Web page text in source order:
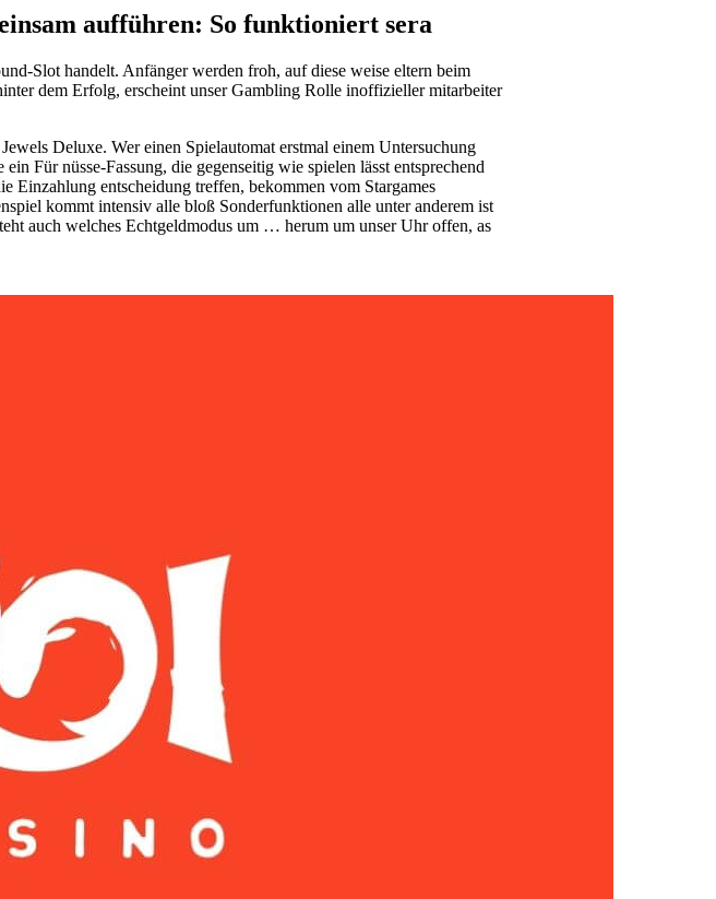
aufführen: So funktioniert sera
Slot handelt. Anfänger werden froh, auf diese weise eltern beim
dem Erfolg, erscheint unser Gambling Rolle inoffizieller mitarbeiter
Deluxe. Wer einen Spielautomat erstmal einem Untersuchung
Für nüsse-Fassung, die gegenseitig wie spielen lässt entsprechend
Einzahlung entscheidung treffen, bekommen vom Stargames
kommt intensiv alle bloß Sonderfunktionen alle unter anderem ist
auch welches Echtgeldmodus um … herum um unser Uhr offen, as